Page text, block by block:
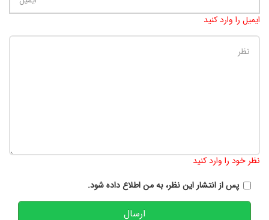
ایمیل را وارد کنید
نظر خود را وارد کنید
پس از انتشار این نظر، به من اطلاع داده شود.
ارسال